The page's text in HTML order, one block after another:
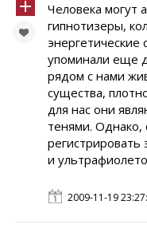
Человека могут
гипнотизеры,
упоминали еще
рядом с нами
существа,
для нас они
тенями.
регистрировать
и
2009-11-19